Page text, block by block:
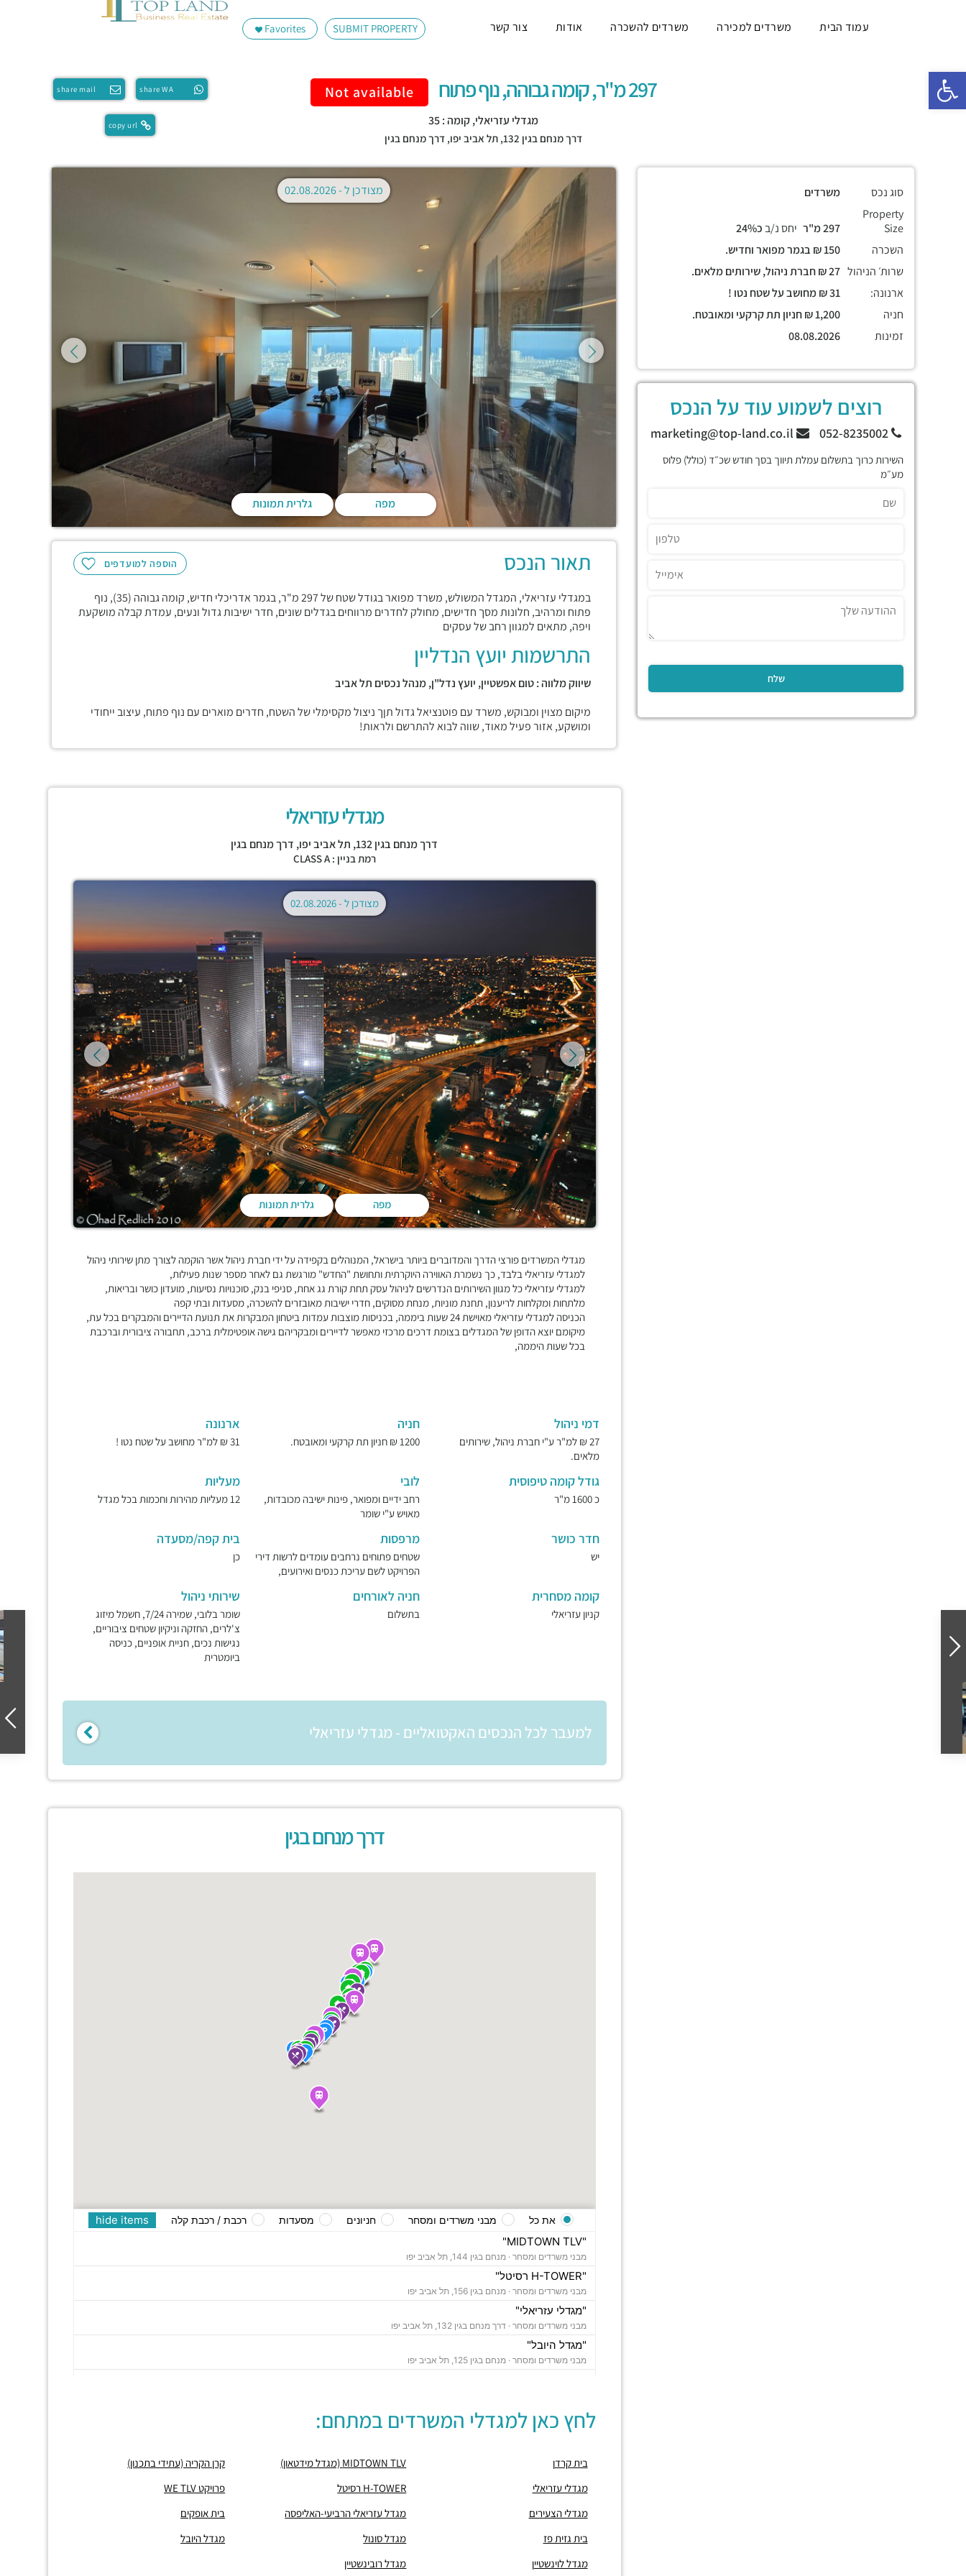
פתח סרגל נגישות
SUBMIT PROPERTY
Favorites עמוד הבית משרדים למכירה משרדים להשכרה אודות צור קשר
share WA
share mail
copy url
297 מ"ר, קומה גבוהה, נוף פתוח Not available
מגדלי עזריאלי, קומה : 35
דרך מנחם בגין 132, תל אביב יפו,דרך מנחם בגין
מפה גלרית תמונות
מצודכן ל -
הוספה למועדפים תאור הנכס
במגדלי עזריאלי, המגדל המשולש, משרד מפואר בגודל שטח של 297 מ"ר, בגמר אדריכלי חדיש, קומה גבוהה (35), נוף
פתוח ומרהיב, חלונות מסך חדישים, מחולק לחדרים מרווחים בגדלים שונים, חדר ישיבות גדול ונעים, עמדת קבלה מושקעת
ויפה, מתאים למגוון רחב של עסקים
התרשמות יועץ הנדליין
שיווק מלווה : טום אפשטיין, יועץ נדל"ן, מנהל נכסים תל אביב
מיקום מצוין ומבוקש, משרד עם פוטנציאל גדול תןך ניצול מקסימלי של השטח, חדרים מוארים עם נוף פתוח, עיצוב ייחודי
ומושקע, אזור פעיל מאוד, שווה לבוא להתרשם ולראות!
סוג נכס
משרדים
Property
Size
יחס נ/בכ24%
השכרה
שרות׳ הניהול
ארנונה:
חניה
זמינות
רוצים לשמוע עוד על הנכס
השירות כרוך בתשלום עמלת תיווך בסך חודש שכ״ד (כולל) פלוס
מע״מ
מגדלי עזריאלי
דרך מנחם בגין 132, תל אביב יפו, דרך מנחם בגין
רמת בניין : CLASS A
מפה גלרית תמונות
מצודכן ל -02.08.2026
מגדלי המשרדים פורצי הדרך והמדוברים ביותר בישראל, המנוהלים בקפידה על ידי חברת ניהול אשר הוקמה לצורך מתן שירותי ניהול
למגדלי עזריאלי בלבד, כך נשמרת האווירה היוקרתית ותחושת "החדש" מורגשת גם לאחר מספר שנות פעילות,
למגדלי עזריאלי כל מגוון השירותים הנדרשים לניהול עסק תחת קורת גג אחת, סניפי בנק, סוכנויות נסיעות, מועדון כושר ובריאות,
מלתחות ומקלחות לריענון, תחנת מוניות, מנחת מסוקים, חדרי ישיבות מאובזרים להשכרה, מסעדות ובתי קפה
הכניסה למגדלי עזריאלי מאוישת 24 שעות ביממה, בכניסות מוצבות עמדות ביטחון המבקרות את תנועת הדיירים והמבקרים בכל עת,
מיקומם יוצא הדופן של המגדלים בצומת דרכים מרכזי מאפשר לדיירים ומבקריהם גישה אופטימלית ברכב, תחבורה ציבורית וברכבת
בכל שעות היממה,
דמי ניהול
27 ₪ למ"ר ע"י חברת ניהול, שירותים
מלאים.
חניה
1200 ₪ חניון תת קרקעי ומאובטח.
ארנונה
31 ₪ למ"ר מחושב על שטח נטו !
גודל קומה טיפוסית
כ 1600 מ"ר
לובי
רחב ידיים ומפואר, פינות ישיבה מכובדות,
מאויש ע"י שומר
מעליות
12 מעליות מהירות וחכמות בכל מגדל
חדר כושר
יש
מרפסות
שטחים פתוחים נרחבים עומדים לרשות דירי
הפרויקט לשם עריכת כנסים ואירועים,
בית קפה/מסעדה
כן
קומה מסחרית
קניון עזריאלי
חניה לאורחים
בתשלום
שירותי ניהול
שומר בלובי, שמירה 7/24, חשמל מיזוג
צ'לרים, החזקה וניקיון שטחים ציבוריים,
נגישות נכים, חניית אופניים, כניסה
ביומטרית
למעבר לכל הנכסים האקטואליים - מגדלי עזריאלי
דרך מנחם בגין
"MIDTOWN TLV"
מבני משרדים ומסחר · מנחם בגין 144, תל אביב יפו
"H-TOWER רסיטל"
מבני משרדים ומסחר · מנחם בגין 156, תל אביב יפו
"מגדלי עזריאלי"
מבני משרדים ומסחר · דרך מנחם בגין 132, תל אביב יפו
"מגדל היובל"
מבני משרדים ומסחר · מנחם בגין 125, תל אביב יפו
"מגדל לוינשטיין"
מבני משרדים ומסחר ·מנחם בגין 23, תל אביב יפו
מבני משרדים ומסחר ·
"מגדל סונול"
"מגדל עזריאלי הרביעי-האליפסה"
מבני משרדים ומסחר ·
hide items את כל מבני משרדים ומסחר חניונים מסעדות רכבת / רכבת קלה
לחץ כאן למגדלי המשרדים במתחם:
בית קרדן MIDTOWN TLV (מגדל מידטאון)
קרן הקריה (עתידי בתכנון)
מגדלי עזריאלי
H-TOWER רסיטל
פרויקט WE TLV
מגדלי הצעירים
מגדל עזריאלי הרביעי-האליפסה
בית אופקים
בית גזית פז
מגדל סונול
מגדל היובל
מגדל לוינשטיין
מגדל רובינשטיין